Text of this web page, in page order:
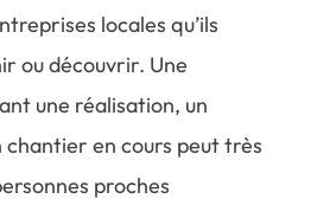
locales qu’ils
ou découvrir. Une
une réalisation, un
chantier en cours peut très
proches